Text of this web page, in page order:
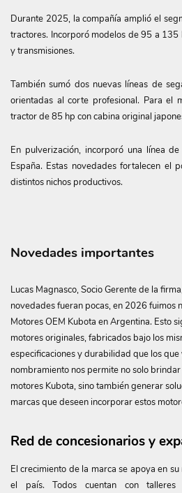
Durante 2025, la compañía amplió el
tractores. Incorporó modelos de 95 a 135
y transmisiones.
También sumó dos nuevas líneas de
orientadas al corte profesional. Para el
tractor de 85 hp con cabina original
En pulverización, incorporó una línea
España. Estas novedades fortalecen el
distintos nichos productivos.
Novedades importantes
Lucas Magnasco, Socio Gerente de la
novedades fueran pocas, en 2026
Motores OEM Kubota en Argentina. Esto
motores originales, fabricados bajo los
especificaciones y durabilidad que los
nombramiento nos permite no solo
motores Kubota, sino también generar
marcas que deseen incorporar estos
Red de concesionarios y
El crecimiento de la marca se apoya en
el país. Todos cuentan con talleres